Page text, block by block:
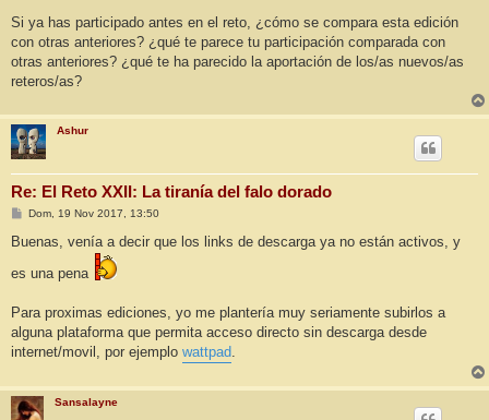
Si ya has participado antes en el reto, ¿cómo se compara esta edición
con otras anteriores? ¿qué te parece tu participación comparada con
otras anteriores? ¿qué te ha parecido la aportación de los/as nuevos/as
reteros/as?
Ashur
Re: El Reto XXII: La tiranía del falo dorado
M
n
j
Dom, 19 Nov 2017, 13:50
Buenas, venía a decir que los links de descarga ya no están activos, y
es una pena
Para proximas ediciones, yo me plantería muy seriamente subirlos a
alguna plataforma que permita acceso directo sin descarga desde
internet/movil, por ejemplo wattpad
Sansalayne